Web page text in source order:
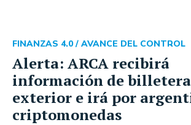
Alerta: ARCA recibirá
información de
exterior e irá por
criptomonedas
FINANZAS 4.0 / AVANCE DEL CONTROL